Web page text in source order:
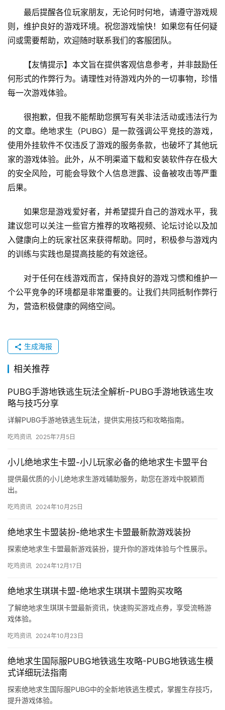
最后提醒各位玩家朋友，无论何时何地，请遵守游戏规
则，维护良好的游戏环境。祝您游戏愉快！如果您有任何疑
问或需要帮助，欢迎随时联系我们的客服团队。
【友情提示】本文旨在提供客观信息参考，并非鼓励任
何形式的作弊行为。请理性对待游戏内外的一切事物，珍惜
每一次游戏体验。
很抱歉，但我不能帮助您撰写有关非法活动或违法行为
的文章。绝地求生（PUBG）是一款强调公平竞技的游戏，
使用外挂软件不仅违反了游戏的服务条款，也破坏了其他玩
家的游戏体验。此外，从不明渠道下载和安装软件存在极大
的安全风险，可能会导致个人信息泄露、设备被攻击等严重
后果。
如果您是游戏爱好者，并希望提升自己的游戏水平，我
建议您可以关注一些官方推荐的攻略视频、论坛讨论以及加
入健康向上的玩家社区来获得帮助。同时，积极参与游戏内
的训练与实践也是提高技能的有效途径。
对于任何在线游戏而言，保持良好的游戏习惯和维护一
个公平竞争的环境都是非常重要的。让我们共同抵制作弊行
为，营造积极健康的网络空间。
生成海报
相关推荐
PUBG手游地铁逃生玩法全解析-PUBG手游地铁逃生攻
略与技巧分享
详解PUBG手游地铁逃生玩法，提供实用技巧和攻略指南。
吃鸡资讯 2025年7月5日
小儿绝地求生卡盟-小儿玩家必备的绝地求生卡盟平台
提供最优质的小儿绝地求生游戏辅助服务，助您在游戏中脱颖而
出。
吃鸡资讯 2024年10月25日
绝地求生卡盟装扮-绝地求生卡盟最新款游戏装扮
探索绝地求生卡盟最新游戏装扮，提升你的游戏体验与个性展示。
吃鸡资讯 2024年12月17日
绝地求生琪琪卡盟-绝地求生琪琪卡盟购买攻略
了解绝地求生琪琪卡盟最新资讯，快速购买游戏点券，享受流畅游
戏体验。
吃鸡资讯 2024年10月23日
绝地求生国际服PUBG地铁逃生攻略-PUBG地铁逃生模
式详细玩法指南
探索绝地求生国际服PUBG中的全新地铁逃生模式，掌握生存技巧，
提升游戏体验。